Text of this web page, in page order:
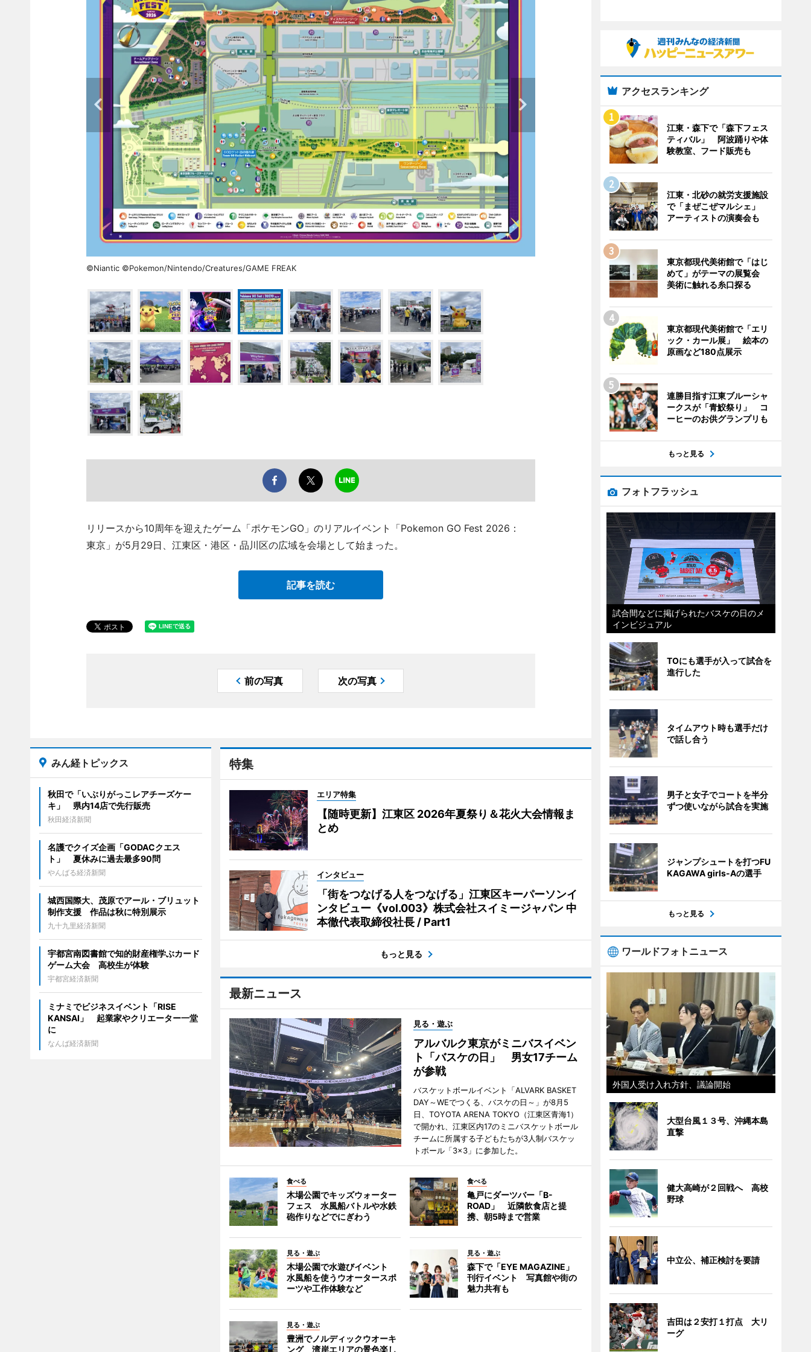
©Niantic ©Pokemon/Nintendo/Creatures/GAME FREAK
リリースから10周年を迎えたゲーム「ポケモンGO」のリアルイベント「Pokemon GO Fest 2026：
東京」が5月29日、江東区・港区・品川区の広域を会場として始まった。
記事を読む
前の写真 次の写真
特集
エリア特集
【随時更新】江東区 2026年夏祭り＆花火大会情報ま
とめ
インタビュー
「街をつなげる人をつなげる」江東区キーパーソンイ
ンタビュー《vol.003》株式会社スイミージャパン 中
本徹代表取締役社長 / Part1
もっと見る
最新ニュース
見る・遊ぶ
アルバルク東京がミニバスイベン
ト「バスケの日」 男女17チーム
が参戦
バスケットボールイベント「ALVARK BASKET
DAY～WEでつくる、バスケの日～」が8月5
日、TOYOTA ARENA TOKYO（江東区青海1）
で開かれ、江東区内17のミニバスケットボール
チームに所属する子どもたちが3人制バスケッ
トボール「3×3」に参加した。
食べる
木場公園でキッズウォーター
フェス 水風船バトルや水鉄
砲作りなどでにぎわう
食べる
亀戸にダーツバー「B-
ROAD」 近隣飲食店と提
携、朝5時まで営業
見る・遊ぶ
木場公園で水遊びイベント
水風船を使うウオータースポ
ーツや工作体験など
見る・遊ぶ
森下で「EYE MAGAZINE」
刊行イベント 写真館や街の
魅力共有も
見る・遊ぶ
豊洲でノルディックウオーキ
ング 湾岸エリアの景色楽し
みん経トピックス
秋田で「いぶりがっこレアチーズケー
キ」 県内14店で先行販売
秋田経済新聞
名護でクイズ企画「GODACクエス
ト」 夏休みに過去最多90問
やんばる経済新聞
城西国際大、茂原でアール・ブリュット
制作支援 作品は秋に特別展示
九十九里経済新聞
宇都宮南図書館で知的財産権学ぶカード
ゲーム大会 高校生が体験
宇都宮経済新聞
ミナミでビジネスイベント「RISE
KANSAI」 起業家やクリエーター一堂
に
なんば経済新聞
アクセスランキング
江東・森下で「森下フェス
ティバル」 阿波踊りや体
験教室、フード販売も
江東・北砂の就労支援施設
で「まぜこぜマルシェ」
アーティストの演奏会も
東京都現代美術館で「はじ
めて」がテーマの展覧会
美術に触れる糸口探る
東京都現代美術館で「エリ
ック・カール展」 絵本の
原画など180点展示
連勝目指す江東ブルーシャ
ークスが「青鮫祭り」 コ
ーヒーのお供グランプリも
もっと見る
フォトフラッシュ
試合間などに掲げられたバスケの日のメ
インビジュアル
TOにも選手が入って試合を
進行した
タイムアウト時も選手だけ
で話し合う
男子と女子でコートを半分
ずつ使いながら試合を実施
ジャンプシュートを打つFU
KAGAWA girls-Aの選手
もっと見る
ワールドフォトニュース
外国人受け入れ方針、議論開始
大型台風１３号、沖縄本島
直撃
健大高崎が２回戦へ 高校
野球
中立公、補正検討を要請
吉田は２安打１打点 大リ
ーグ